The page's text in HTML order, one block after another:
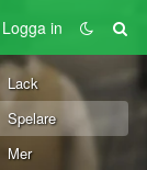
Logga in
Lack
Spelare
Mer